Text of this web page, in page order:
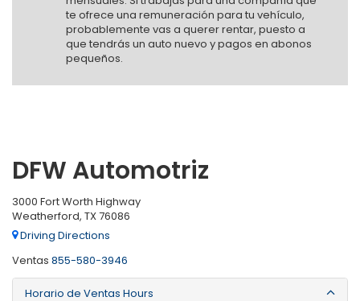
te ofrece una remuneración para tu vehículo,
probablemente vas a querer rentar, puesto a
que tendrás un auto nuevo y pagos en abonos
pequeños.
DFW Automotriz
3000 Fort Worth Highway
Weatherford, TX 76086
Driving Directions
Ventas 855-580-3946
Horario de Ventas Hours